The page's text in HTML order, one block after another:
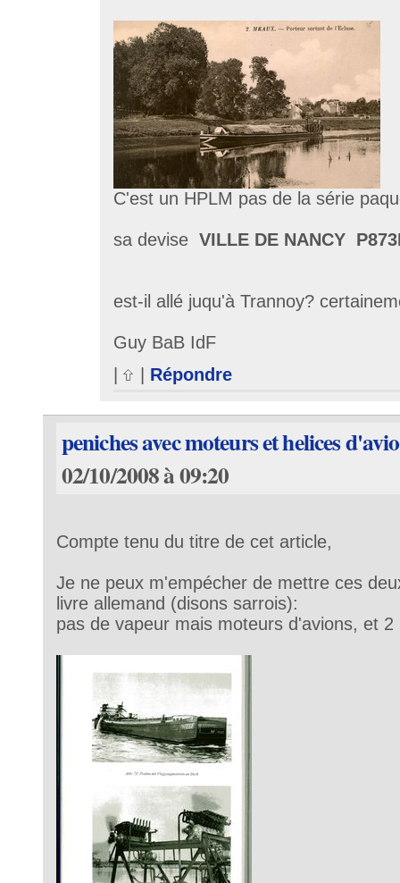
C'est un HPLM pas de la série
sa devise VILLE DE NANCY
est-il allé juqu'à Trannoy?
Guy BaB IdF
Répondre
peniches avec moteurs et helices
02/10/2008 à 09:20
Compte tenu du titre de cet article,
Je ne peux m'empécher de mettre ces
livre allemand (disons sarrois):
pas de vapeur mais moteurs d'avions, et 2